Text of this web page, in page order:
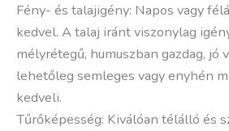
Fény- és talajigény: Napos vagy
kedvel. A talaj iránt viszonylag
mélyrétegű, humuszban gazdag, jó
lehetőleg semleges vagy enyhén
kedveli.
Tűrőképesség: Kiválóan télálló és